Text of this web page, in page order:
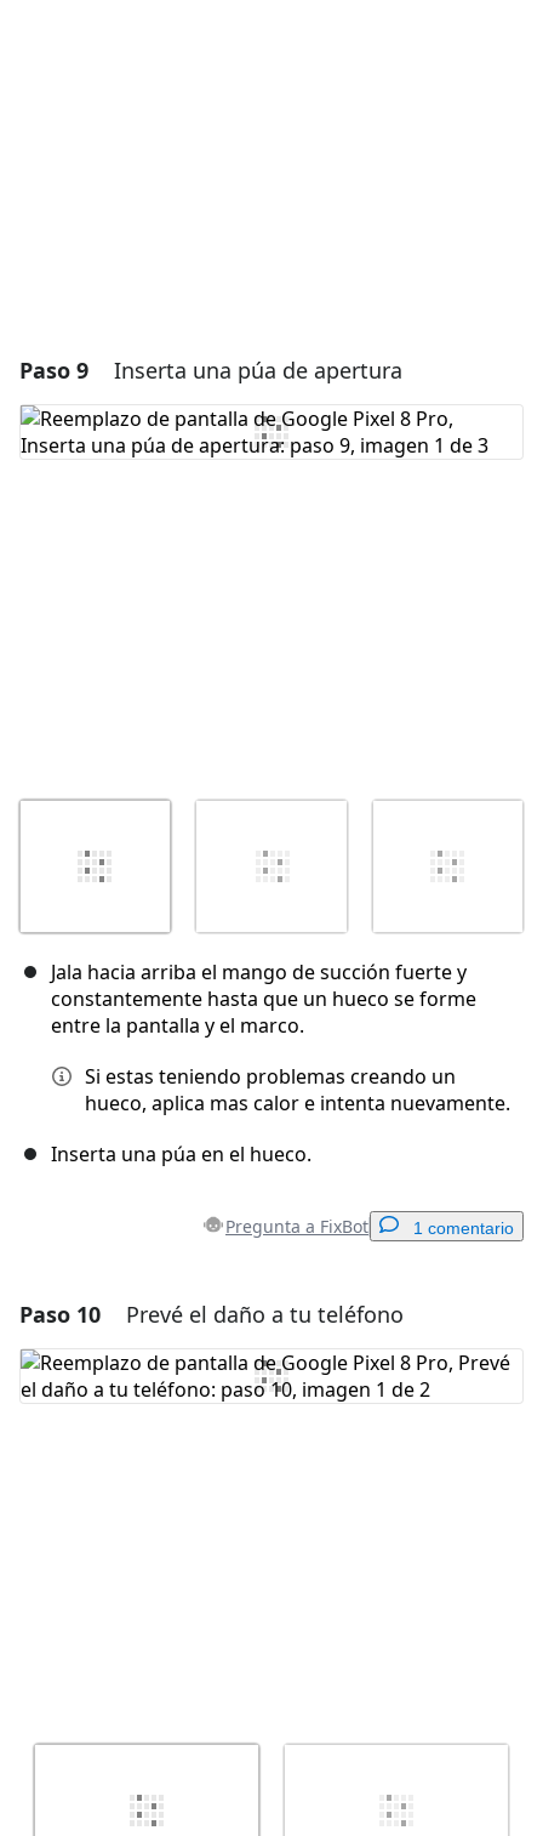
Paso 9 Inserta una púa de apertura
Jala hacia arriba el mango de succión fuerte y
constantemente hasta que un hueco se forme
entre la pantalla y el marco.
Si estas teniendo problemas creando un
hueco, aplica mas calor e intenta nuevamente.
Inserta una púa en el hueco.
Pregunta a FixBot 1 comentario
Agregar un comentario
Agregar Comentario
Paso 10 Prevé el daño a tu teléfono